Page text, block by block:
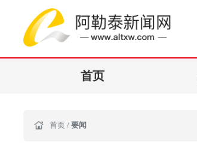
首页
首页 / 要闻